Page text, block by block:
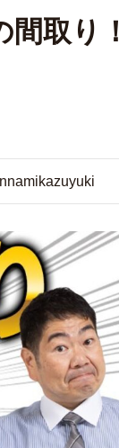
取り！